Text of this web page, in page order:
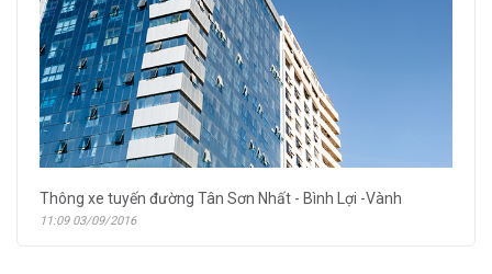
Thông xe tuyến đường Tân Sơn Nhất - Bình Lợi -Vành
11:09 03/09/2016